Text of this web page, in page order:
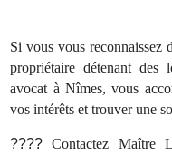
Si vous vous reconnaissez
propriétaire détenant des
avocat à Nîmes, vous
vos intérêts et trouver une
???? Contactez Maître